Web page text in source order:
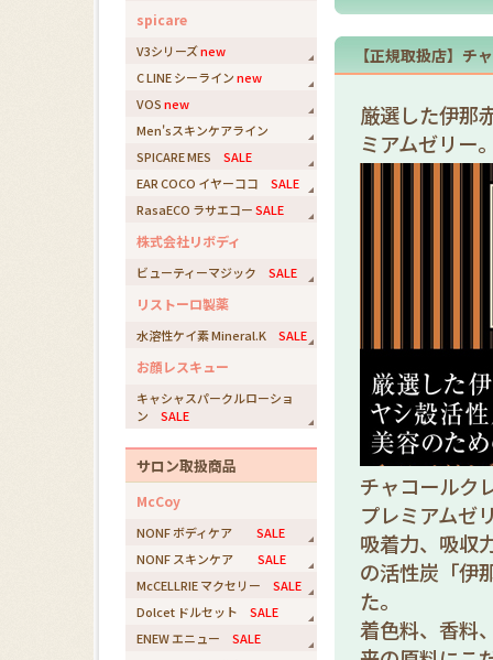
spicare
V3シリーズnew
C LINE シーラインnew
VOSnew
Men'sスキンケアライン
SPICARE MES SALE
EAR COCO イヤーココ SALE
RasaECO ラサエコーSALE
株式会社リボディ
ビューティーマジック SALE
リストーロ製薬
水溶性ケイ素 Mineral.K SALE
お顔レスキュー
キャシャスパークルローショ
ン SALE
サロン取扱商品
McCoy
NONF ボディケア SALE
NONF スキンケア SALE
McCELLRIE マクセリー SALE
Dolcet ドルセット SALE
ENEW エニュー SALE
【正規取扱店】チ
厳選した伊那
ミアムゼリー
チャコールク
プレミアムゼ
吸着力、吸収
の活性炭「伊
た。
着色料、香料